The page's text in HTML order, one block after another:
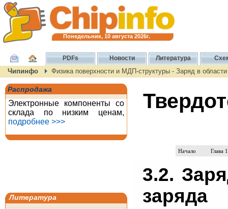
Понедельник, 10 августа 2026г.
PDFs Новости Литература
Чипинфо Физика поверхности и МДП-структуры - Заряд в области
Распродажа
Электронные компоненты со
склада по низким ценам,
подробнее >>>
Литература
Начало Глава 1
3.2.
заряда